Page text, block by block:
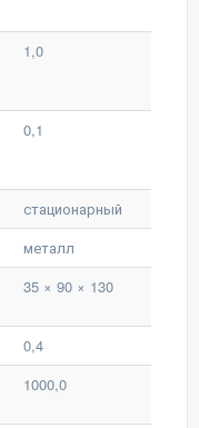
1,0
0,1
стационарный
металл
35 × 90 × 130
0,4
1000,0